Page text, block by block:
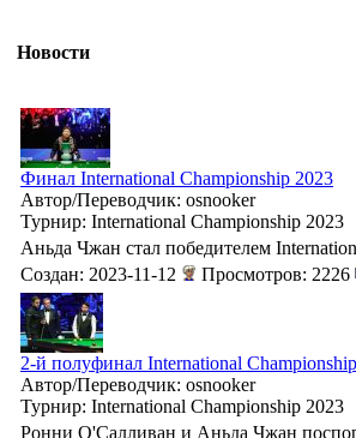
Новости
Финал International Championship 2023
Автор/Переводчик: osnooker
Турнир: International Championship 2023
Аньда Чжан стал победителем
Создан: 2023-11-12
Просмотров: 2226
2-й полуфинал International
Автор/Переводчик: osnooker
Турнир: International Championship 2023
Ронни О'Салливан и Аньда Чжан